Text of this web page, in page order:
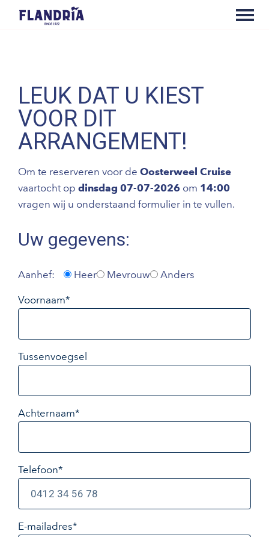
LEUK DAT U KIEST
VOOR DIT
ARRANGEMENT!
Om te reserveren voor de Oosterweel Cruise
vaartocht op dinsdag 07-07-2026 om 14:00
vragen wij u onderstaand formulier in te vullen.
Uw gegevens:
Aanhef: Heer Mevrouw Anders
Voornaam*
Tussenvoegsel
Achternaam*
Telefoon*
E-mailadres*